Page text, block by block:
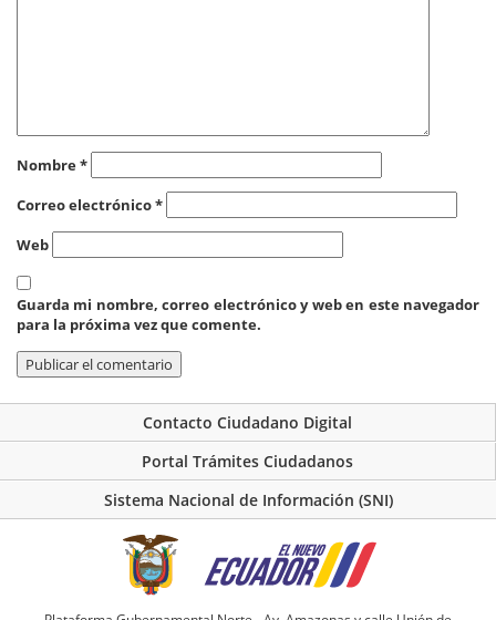
Nombre*
Correo electrónico*
Web
Guarda mi nombre, correo electrónico y web en este navegador
para la próxima vez que comente.
Contacto Ciudadano Digital
Portal Trámites Ciudadanos
Sistema Nacional de Información (SNI)